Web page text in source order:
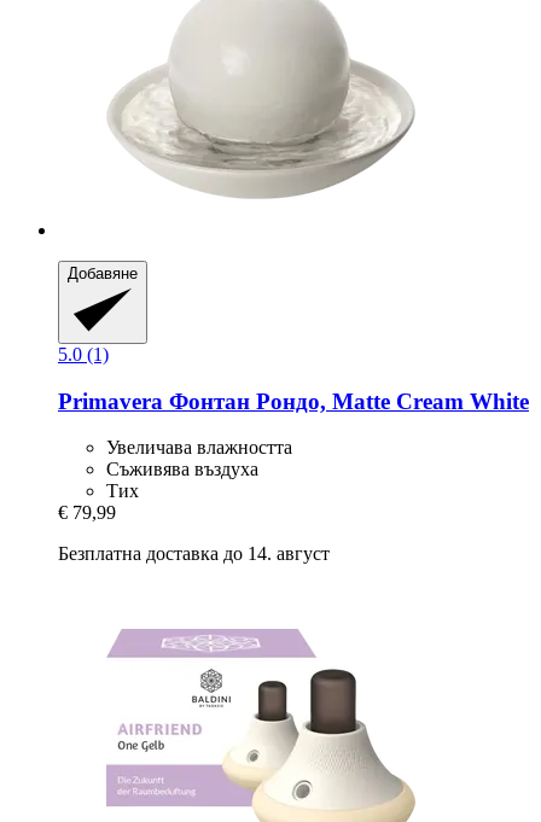
Добавяне
5.0 (1)
Primavera Фонтан Рондо, Matte Cream White
Увеличава влажността
Съживява въздуха
Тих
€ 79,99
Безплатна доставка до 14. август